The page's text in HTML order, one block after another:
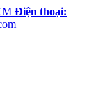
Điện thoại: